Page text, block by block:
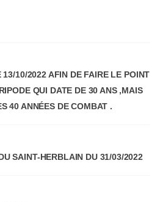
13/10/2022 AFIN DE FAIRE LE POINT
QUI DATE DE 30 ANS ,MAIS
40 ANNÉES DE COMBAT .
SAINT-HERBLAIN DU 31/03/2022